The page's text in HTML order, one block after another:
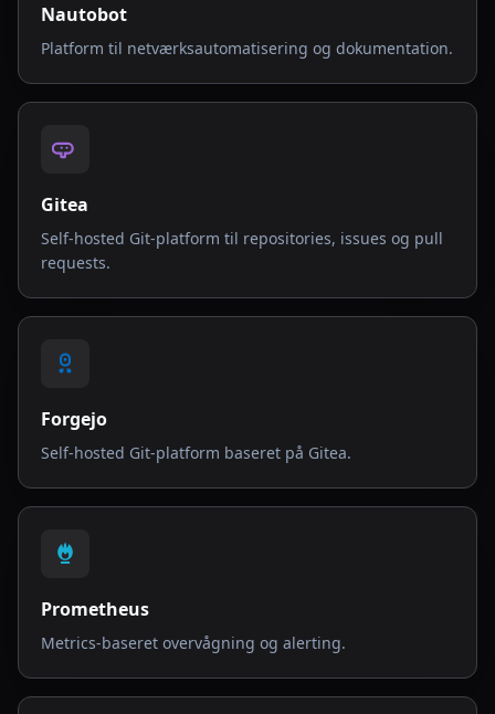
Nautobot
Platform til netværksautomatisering og dokumentation.
Gitea
Self-hosted Git-platform til repositories, issues og pull
requests.
Forgejo
Self-hosted Git-platform baseret på Gitea.
Prometheus
Metrics-baseret overvågning og alerting.